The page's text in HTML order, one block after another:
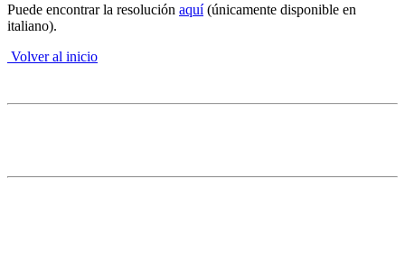
Puede encontrar la resolución aquí(únicamente disponible en
italiano).
Volver al inicio